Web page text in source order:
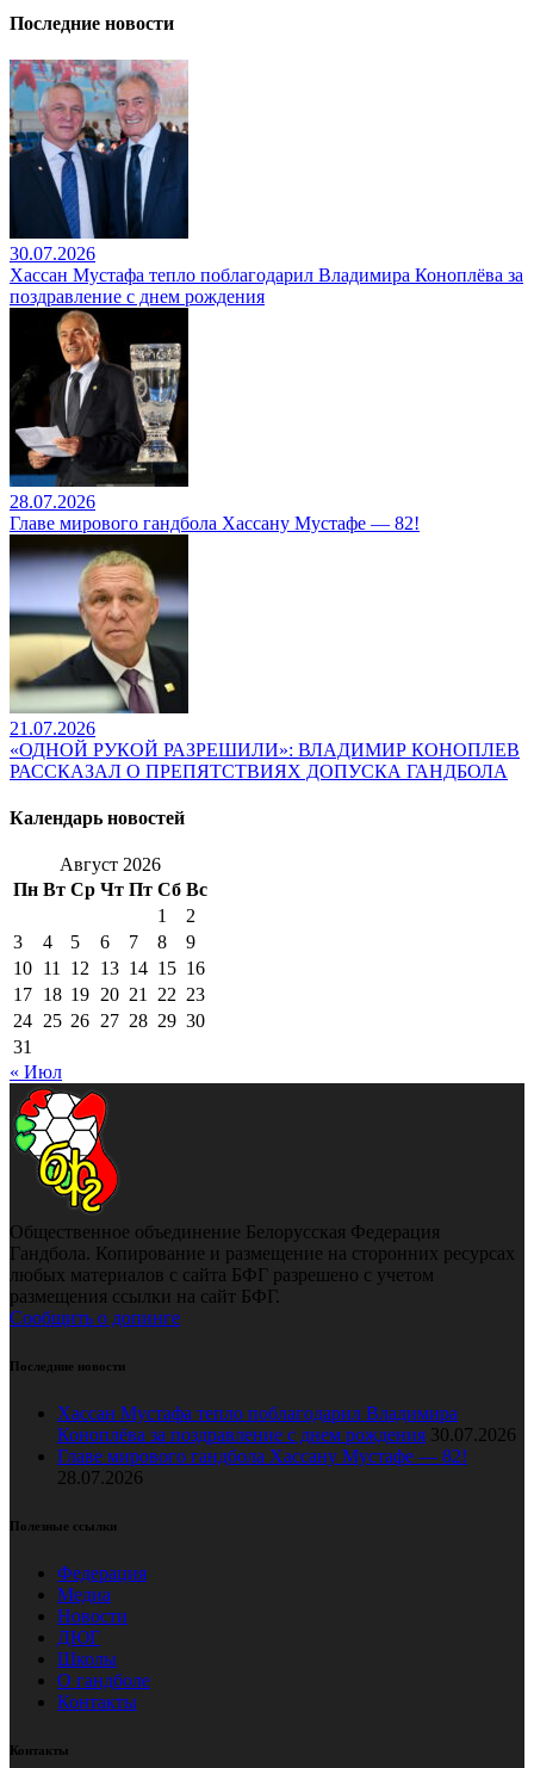
Последние новости
30.07.2026
Хассан Мустафа тепло поблагодарил Владимира Коноплёва за
поздравление с днем рождения
28.07.2026
Главе мирового гандбола Хассану Мустафе — 82!
21.07.2026
«ОДНОЙ РУКОЙ РАЗРЕШИЛИ»: ВЛАДИМИР КОНОПЛЕВ
РАССКАЗАЛ О ПРЕПЯТСТВИЯХ ДОПУСКА ГАНДБОЛА
Календарь новостей
Август 2026
Пн Вт Ср Чт Пт Сб Вс
1
2
3
4 5 6 7 8
9
10 11 12 13 14 15 16
17 18 19 20 21 22 23
24 25 26 27 28 29 30
31
« Июл
Общественное объединение Белорусская Федерация
Гандбола. Копирование и размещение на сторонних ресурсах
любых материалов с сайта БФГ разрешено с учетом
размещения ссылки на сайт БФГ.
Сообщить о допинге
Последние новости
Хассан Мустафа тепло поблагодарил Владимира
Коноплёва за поздравление с днем рождения 30.07.2026
Главе мирового гандбола Хассану Мустафе — 82!
28.07.2026
Полезные ссылки
Федерация
Медиа
Новости
ДЮГ
Школы
О гандболе
Контакты
Контакты